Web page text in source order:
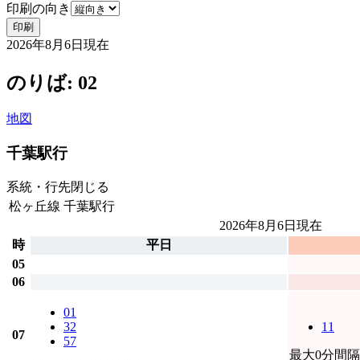
印刷の向き
印刷
2026年8月6日 現在
のりば: 02
地図
千葉駅行
系統・行先閉じる
松ヶ丘線 千葉駅行
2026年8月6日 現在
時
平日
05
06
07
01
32
57
11
最大0分間